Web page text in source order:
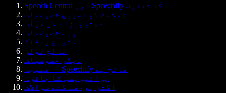
Speech Central اور Speechify کا تعارف
ٹیکسٹ ٹو اسپیچ خصوصیات
دستاویزات کی قرأت
ویب خصوصیات
اسکرین ریڈنگ
نالج ٹولز
دیگر خصوصیات
نتیجہ — Speechify فاتح ہے
پرائیویسی کا جائزہ
اکثر پوچھے گئے سوالات